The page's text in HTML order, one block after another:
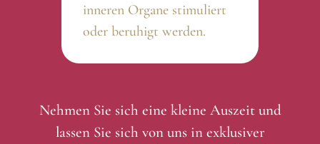
inneren Organe stimuliert
oder beruhigt werden.
Nehmen Sie sich eine kleine Auszeit und
lassen Sie sich von uns in exklusiver